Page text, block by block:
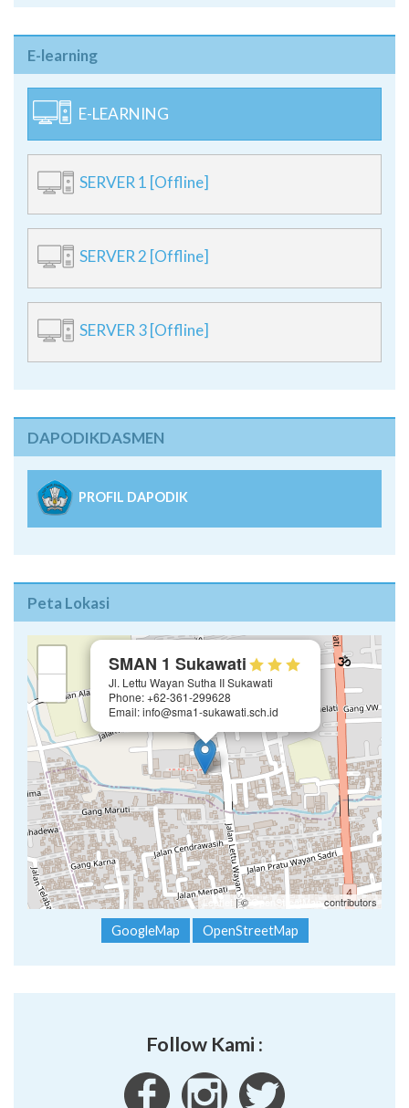
E-learning
E-LEARNING
SERVER 1 [Offline]
SERVER 2 [Offline]
SERVER 3 [Offline]
DAPODIKDASMEN
PROFIL DAPODIK
Peta Lokasi
SMAN 1 Sukawati
Jl. Lettu Wayan Sutha II Sukawati
Phone: +62-361-299628
Email: info@sma1-sukawati.sch.id
Leaflet | ©OpenStreetMap contributors
GoogleMap OpenStreetMap
Follow Kami :